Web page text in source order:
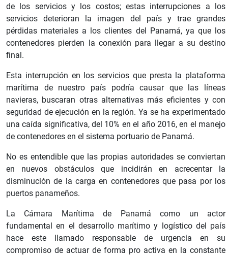
de los servicios y los costos; estas interrupciones a los
servicios deterioran la imagen del país y trae grandes
pérdidas materiales a los clientes del Panamá, ya que los
contenedores pierden la conexión para llegar a su destino
final.
Esta interrupción en los servicios que presta la plataforma
marítima de nuestro país podría causar que las líneas
navieras, buscaran otras alternativas más eficientes y con
seguridad de ejecución en la región. Ya se ha experimentado
una caída significativa, del 10% en el año 2016, en el manejo
de contenedores en el sistema portuario de Panamá.
No es entendible que las propias autoridades se conviertan
en nuevos obstáculos que incidirán en acrecentar la
disminución de la carga en contenedores que pasa por los
puertos panameños.
La Cámara Marítima de Panamá como un actor
fundamental en el desarrollo marítimo y logístico del país
hace este llamado responsable de urgencia en su
compromiso de actuar de forma pro activa en la constante